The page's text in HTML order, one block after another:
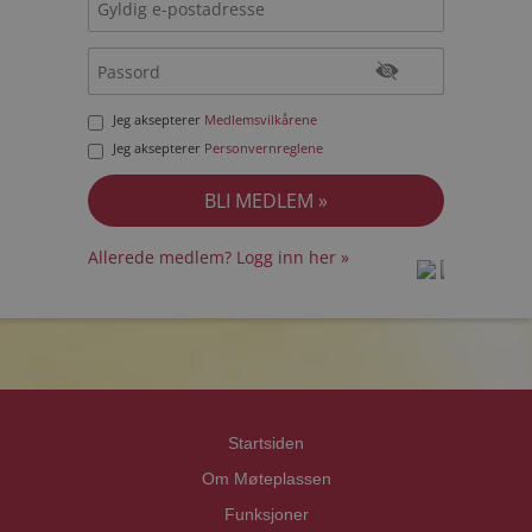
Jeg aksepterer Medlemsvilkårene
Jeg aksepterer Personvernreglene
Allerede medlem? Logg inn her »
Startsiden
Om Møteplassen
Funksjoner